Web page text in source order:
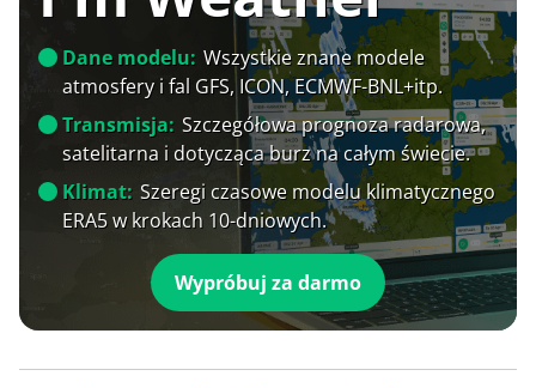
Dane modelu: Wszystkie znane modele
atmosfery i fal GFS, ICON, ECMWF-BNL+itp.
Transmisja: Szczegółowa prognoza radarowa,
satelitarna i dotycząca burz na całym świecie.
Klimat: Szeregi czasowe modelu klimatycznego
ERA5 w krokach 10-dniowych.
Wypróbuj za darmo